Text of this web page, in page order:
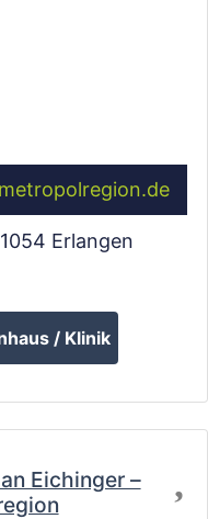
…
Erlangen
/ Klinik
Eichinger –